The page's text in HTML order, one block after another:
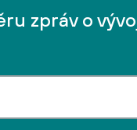
zpráv o